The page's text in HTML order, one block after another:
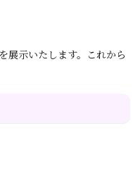
展示いたします。これから